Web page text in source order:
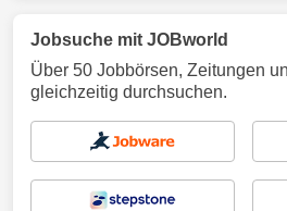
Jobsuche mit JOBworld
Über 50 Jobbörsen, Zeitungen
gleichzeitig durchsuchen.